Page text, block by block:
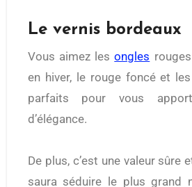
Le vernis bordeaux
Vous aimez lesongles
en hiver, le rouge foncé et
parfaits pour vous
d’élégance.
De plus, c’est une valeur sûre
saura séduire le plus grand